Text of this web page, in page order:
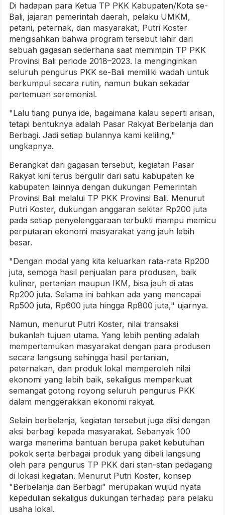
Di hadapan para Ketua TP PKK Kabupaten/Kota se-
Bali, jajaran pemerintah daerah, pelaku UMKM,
petani, peternak, dan masyarakat, Putri Koster
mengisahkan bahwa program tersebut lahir dari
sebuah gagasan sederhana saat memimpin TP PKK
Provinsi Bali periode 2018–2023. Ia menginginkan
seluruh pengurus PKK se-Bali memiliki wadah untuk
berkumpul secara rutin, namun bukan sekadar
pertemuan seremonial.
"Lalu tiang punya ide, bagaimana kalau seperti arisan,
tetapi bentuknya adalah Pasar Rakyat Berbelanja dan
Berbagi. Jadi setiap bulannya kami keliling,"
ungkapnya.
Berangkat dari gagasan tersebut, kegiatan Pasar
Rakyat kini terus bergulir dari satu kabupaten ke
kabupaten lainnya dengan dukungan Pemerintah
Provinsi Bali melalui TP PKK Provinsi Bali. Menurut
Putri Koster, dukungan anggaran sekitar Rp200 juta
pada setiap penyelenggaraan terbukti mampu memicu
perputaran ekonomi masyarakat yang jauh lebih
besar.
"Dengan modal yang kita keluarkan rata-rata Rp200
juta, semoga hasil penjualan para produsen, baik
kuliner, pertanian maupun IKM, bisa jauh di atas
Rp200 juta. Selama ini bahkan ada yang mencapai
Rp500 juta, Rp600 juta hingga Rp800 juta," ujarnya.
Namun, menurut Putri Koster, nilai transaksi
bukanlah tujuan utama. Yang lebih penting adalah
mempertemukan masyarakat dengan para produsen
secara langsung sehingga hasil pertanian,
peternakan, dan produk lokal memperoleh nilai
ekonomi yang lebih baik, sekaligus memperkuat
semangat gotong royong seluruh pengurus PKK
dalam menggerakkan ekonomi rakyat.
Selain berbelanja, kegiatan tersebut juga diisi dengan
aksi berbagi kepada masyarakat. Sebanyak 100
warga menerima bantuan berupa paket kebutuhan
pokok serta berbagai produk yang dibeli langsung
oleh para pengurus TP PKK dari stan-stan pedagang
di lokasi kegiatan. Menurut Putri Koster, konsep
"Berbelanja dan Berbagi" merupakan wujud nyata
kepedulian sekaligus dukungan terhadap para pelaku
usaha lokal.